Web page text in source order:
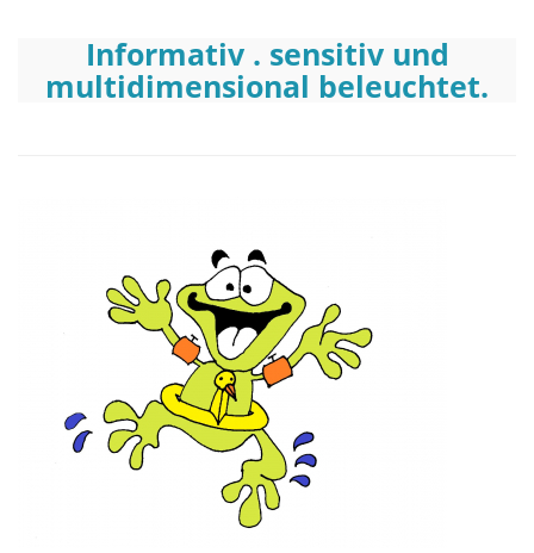
Informativ . sensitiv und
multidimensional beleuchtet.